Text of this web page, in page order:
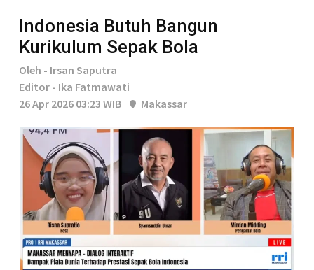
Indonesia Butuh Bangun
Kurikulum Sepak Bola
Oleh - Irsan Saputra
Editor - Ika Fatmawati
26 Apr 2026 03:23 WIB
Makassar